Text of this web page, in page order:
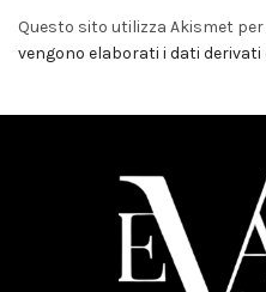
Questo sito utilizza Akismet
vengono elaborati i dati